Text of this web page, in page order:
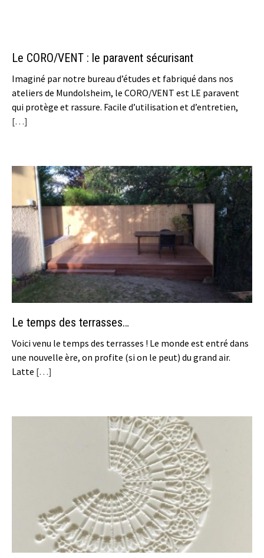
Le CORO/VENT : le paravent sécurisant
Imaginé par notre bureau d’études et fabriqué dans nos
ateliers de Mundolsheim, le CORO/VENT est LE paravent
qui protège et rassure. Facile d’utilisation et d’entretien,
[…]
Le temps des terrasses…
Voici venu le temps des terrasses ! Le monde est entré dans
une nouvelle ère, on profite (si on le peut) du grand air.
Latte […]